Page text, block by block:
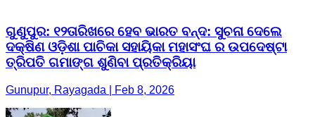
ଗୁଣୁପୁର: ୧୨ତାରିଖରେ ହେବ ଭାରତ ବନ୍ଦ: ସୁଚନା ଦେଲେ
ଦକ୍ଷିଣ ଓଡ଼ିଶା ପାଚିକା ସହାୟିକା ମହାସଂଘ ର ଉପଦେଷ୍ଟା
ତ୍ରିପତି ଗମାଙ୍ଗ ଶୁଣିବା ପ୍ରତିକ୍ରିୟା
Gunupur, Rayagada | Feb 8, 2026